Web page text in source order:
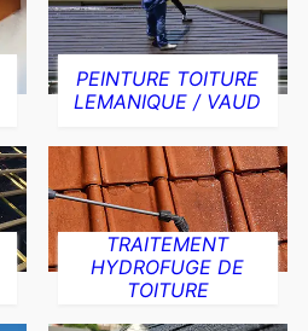
PEINTURE TOITURE
LEMANIQUE / VAUD
TRAITEMENT
HYDROFUGE DE
TOITURE